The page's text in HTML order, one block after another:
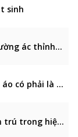
sinh
Thật sự có chúng sinh trong ba đường ác thỉnh cầu siêu độ?
Thích trang điểm, chú trọng quần áo có phải là tâm tham?
Tu hành nhưng tâm không thể an trú trong hiện tại thì làm thế nào?